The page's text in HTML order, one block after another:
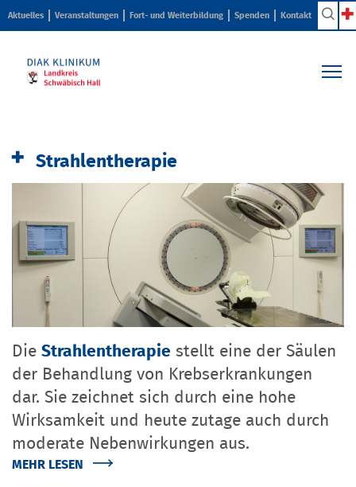
Aktuelles Veranstaltungen Fort- und Weiterbildung Spenden Kontakt
Karriere & Ausbildung
Über uns
Strahlentherapie
Die Strahlentherapie stellt eine der Säulen
der Behandlung von Krebserkrankungen
dar. Sie zeichnet sich durch eine hohe
Wirksamkeit und heute zutage auch durch
moderate Nebenwirkungen aus.
MEHR LESEN